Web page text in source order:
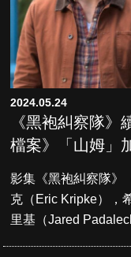
2024.05.24
《黑袍糾察隊
檔案》「山姆」
影集《黑袍糾察隊》
克（Eric Kripke），
里基（Jared